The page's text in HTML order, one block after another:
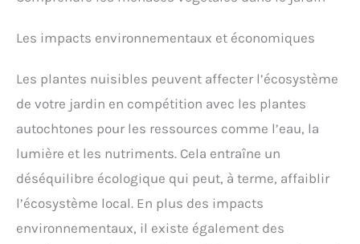
Les impacts environnementaux et économiques
Les plantes nuisibles peuvent affecter l’écosystème
de votre jardin en compétition avec les plantes
autochtones pour les ressources comme l’eau, la
lumière et les nutriments. Cela entraîne un
déséquilibre écologique qui peut, à terme, affaiblir
l’écosystème local. En plus des impacts
environnementaux, il existe également des